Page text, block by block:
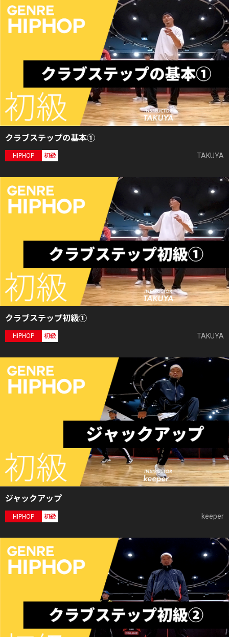
クラブステップの基本①
HIPHOP 初級 TAKUYA
クラブステップ初級①
HIPHOP 初級 TAKUYA
ジャックアップ
HIPHOP 初級 keeper